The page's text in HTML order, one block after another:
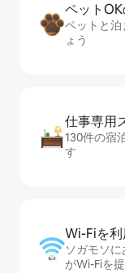
ペット
ペットと泊
ょう
仕事専用
130件の宿
す
Wi-Fiを
ソガモソ
がWi-Fiを